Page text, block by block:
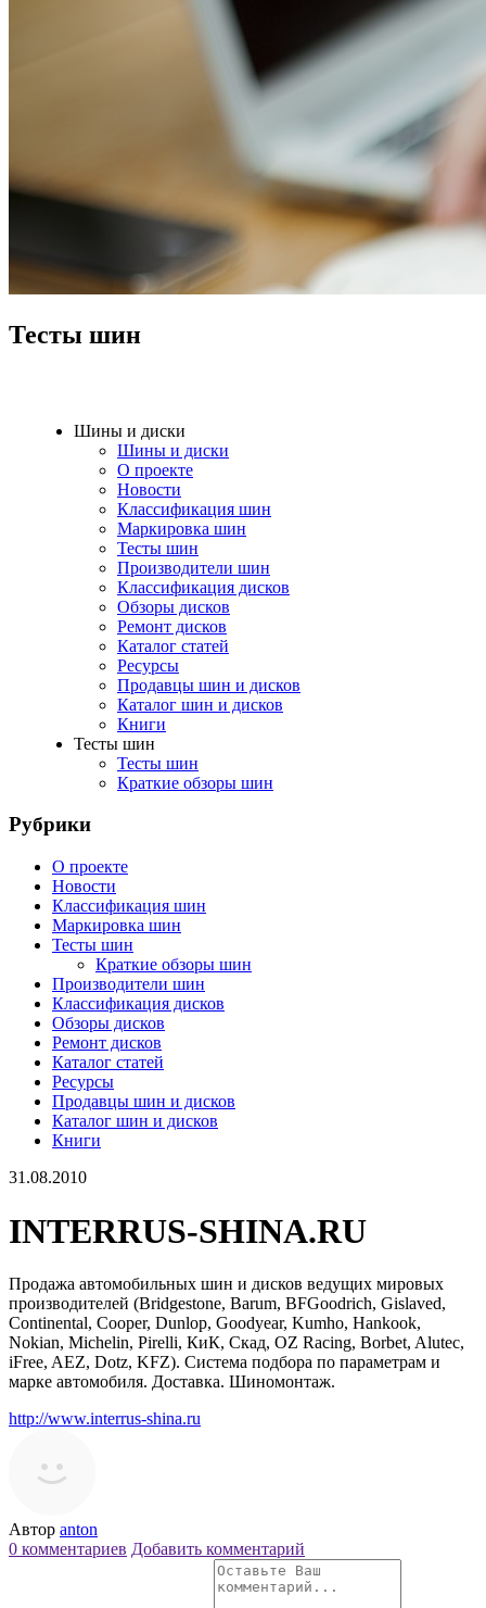
Тесты шин
Шины и диски
Шины и диски
О проекте
Новости
Классификация шин
Маркировка шин
Тесты шин
Производители шин
Классификация дисков
Обзоры дисков
Ремонт дисков
Каталог статей
Ресурсы
Продавцы шин и дисков
Каталог шин и дисков
Книги
Тесты шин
Тесты шин
Краткие обзоры шин
Рубрики
О проекте
Новости
Классификация шин
Маркировка шин
Тесты шин
Краткие обзоры шин
Производители шин
Классификация дисков
Обзоры дисков
Ремонт дисков
Каталог статей
Ресурсы
Продавцы шин и дисков
Каталог шин и дисков
Книги
31.08.2010
INTERRUS-SHINA.RU
Продажа автомобильных шин и дисков ведущих мировых
производителей (Bridgestone, Barum, BFGoodrich, Gislaved,
Continental, Cooper, Dunlop, Goodyear, Kumho, Hankook,
Nokian, Michelin, Pirelli, КиК, Скад, OZ Racing, Borbet, Alutec,
iFree, AEZ, Dotz, KFZ). Система подбора по параметрам и
марке автомобиля. Доставка. Шиномонтаж.
http://www.interrus-shina.ru
Автор anton
0 комментариев Добавить комментарий